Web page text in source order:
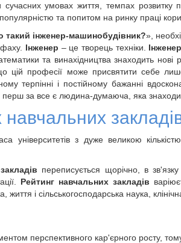
умовах життя, темпах розвитку
та попитом на ринку праці
такий інженер-машинобудівник?»,
Інженер – це творець техніки. Інженер
та винахідництва знаходить
цій професії може присвятити себе
терпінні і постійному бажанні
за все є людина-думаюча, яка
університетів з дуже великою
переписується щорічно, в
Рейтинг навчальних закладів
життя і сільськогосподарська наука,
перспективного кар'єрного росту,